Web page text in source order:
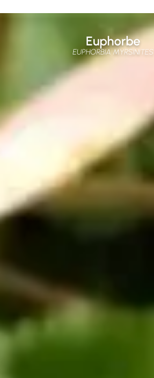
Euphorbe
EUPHORBIA MYRSINITES